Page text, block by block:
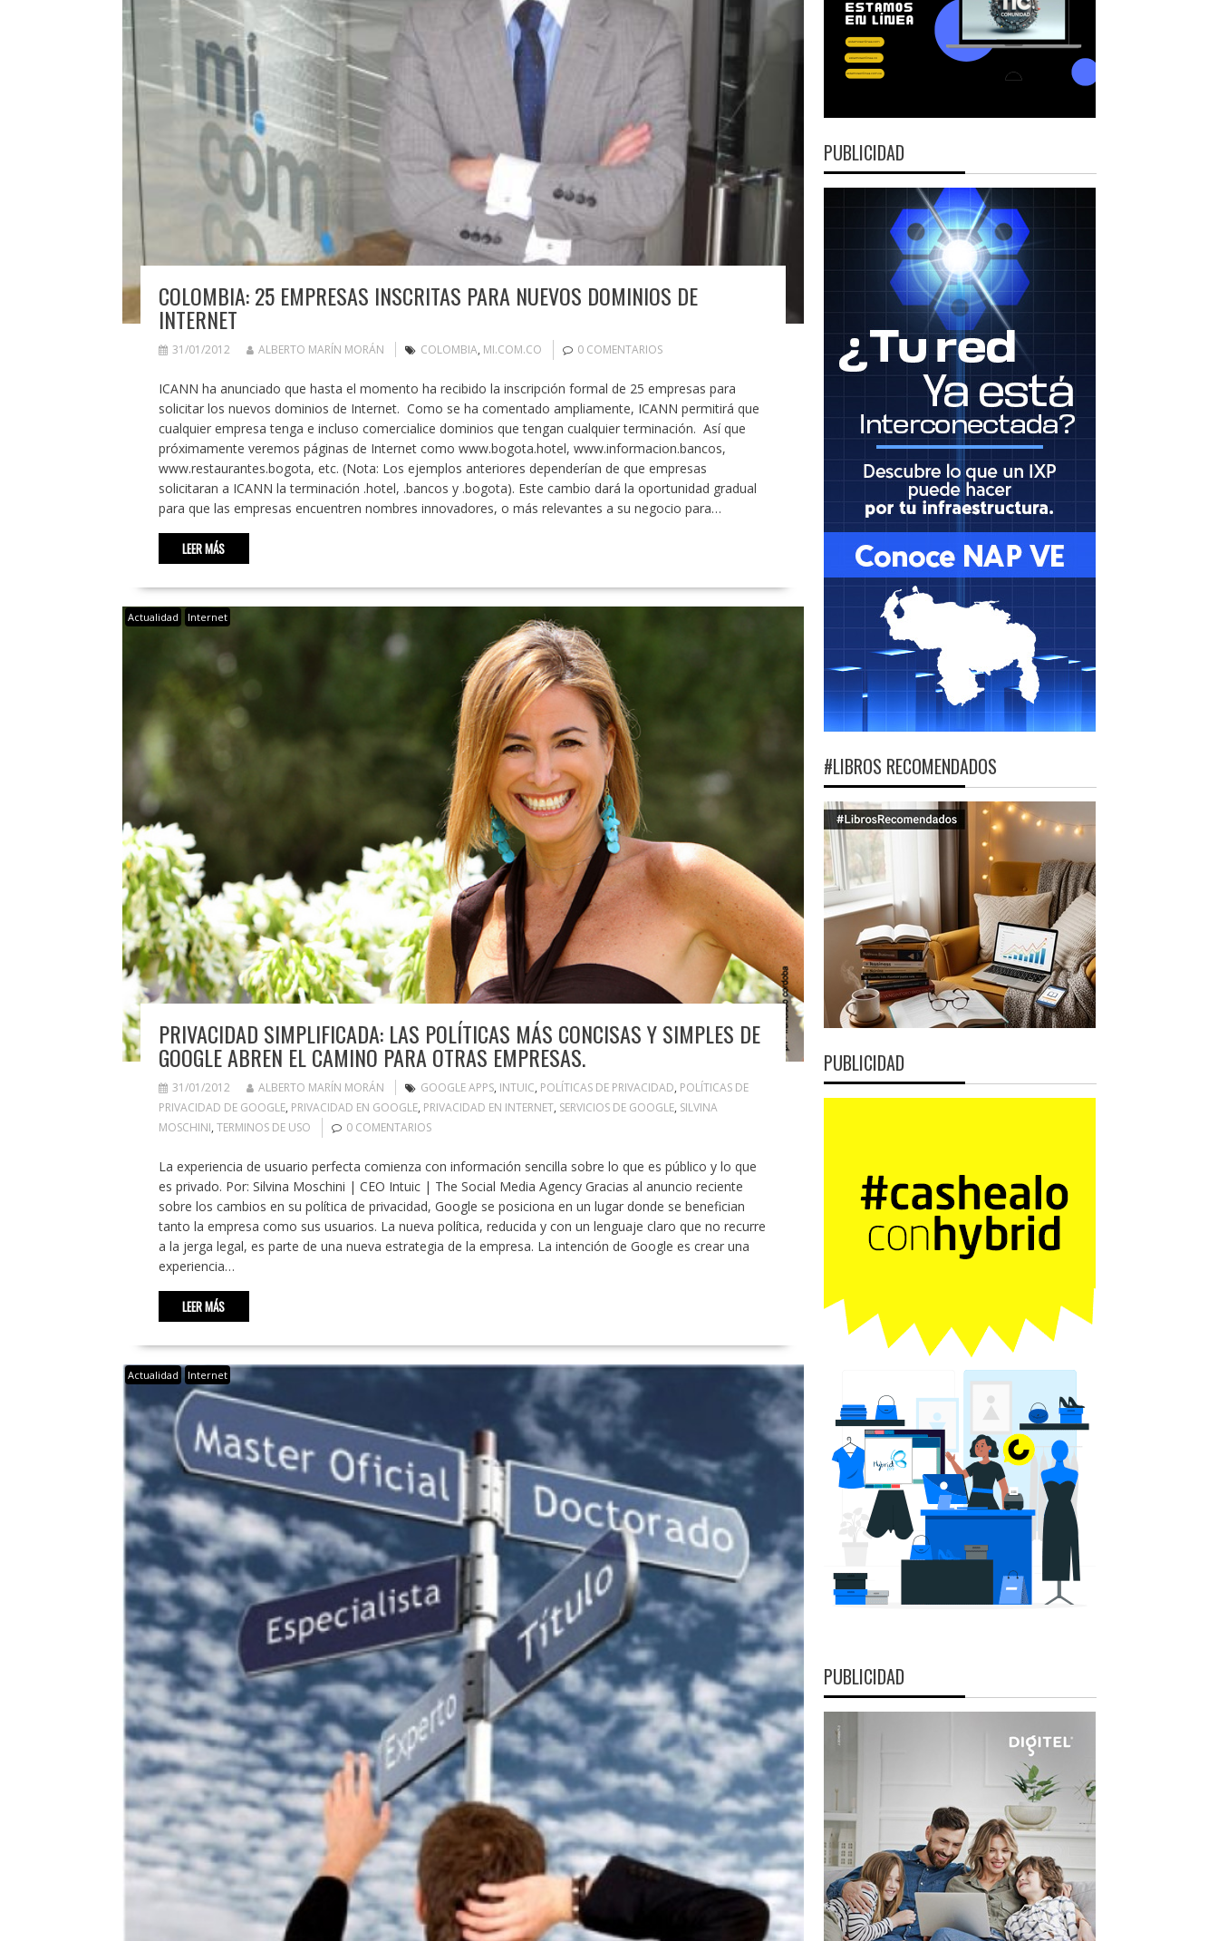
COLOMBIA: 25 EMPRESAS INSCRITAS PARA NUEVOS DOMINIOS DE
INTERNET
31/01/2012 ALBERTO MARÍN MORÁN COLOMBIA, MI.COM.CO 0 COMENTARIOS
ICANN ha anunciado que hasta el momento ha recibido la inscripción formal de 25 empresas para
solicitar los nuevos dominios de Internet. Como se ha comentado ampliamente, ICANN permitirá que
cualquier empresa tenga e incluso comercialice dominios que tengan cualquier terminación. Así que
próximamente veremos páginas de Internet como www.bogota.hotel, www.informacion.bancos,
www.restaurantes.bogota, etc. (Nota: Los ejemplos anteriores dependerían de que empresas
solicitaran a ICANN la terminación .hotel, .bancos y .bogota). Este cambio dará la oportunidad gradual
para que las empresas encuentren nombres innovadores, o más relevantes a su negocio para…
LEER MÁS
Actualidad Internet
PRIVACIDAD SIMPLIFICADA: LAS POLÍTICAS MÁS CONCISAS Y SIMPLES DE
GOOGLE ABREN EL CAMINO PARA OTRAS EMPRESAS.
31/01/2012 ALBERTO MARÍN MORÁN GOOGLE APPS, INTUIC, POLÍTICAS DE PRIVACIDAD, POLÍTICAS DE
PRIVACIDAD DE GOOGLE, PRIVACIDAD EN GOOGLE, PRIVACIDAD EN INTERNET, SERVICIOS DE GOOGLE, SILVINA
MOSCHINI, TERMINOS DE USO 0 COMENTARIOS
La experiencia de usuario perfecta comienza con información sencilla sobre lo que es público y lo que
es privado. Por: Silvina Moschini | CEO Intuic | The Social Media Agency Gracias al anuncio reciente
sobre los cambios en su política de privacidad, Google se posiciona en un lugar donde se benefician
tanto la empresa como sus usuarios. La nueva política, reducida y con un lenguaje claro que no recurre
a la jerga legal, es parte de una nueva estrategia de la empresa. La intención de Google es crear una
experiencia…
LEER MÁS
Actualidad Internet
PUBLICIDAD
#LIBROS RECOMENDADOS
PUBLICIDAD
PUBLICIDAD